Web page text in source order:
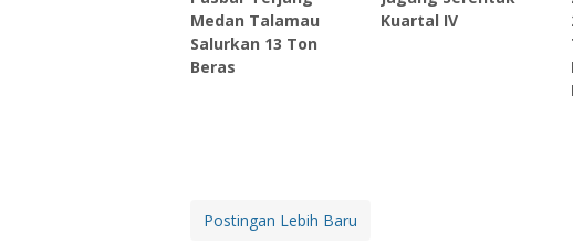
Medan Talamau
Salurkan 13 Ton
Beras
Kuartal IV
Postingan Lebih Baru